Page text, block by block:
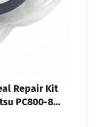
Repair Kit
PC800-8